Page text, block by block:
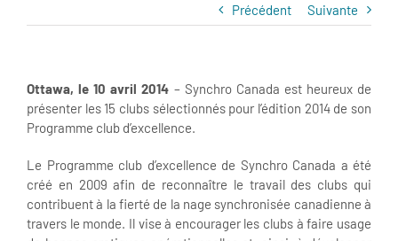
Précédent Suivante
Ottawa, le 10 avril 2014 – Synchro Canada est heureux de
présenter les 15 clubs sélectionnés pour l’édition 2014 de son
Programme club d’excellence.
Le Programme club d’excellence de Synchro Canada a été
créé en 2009 afin de reconnaître le travail des clubs qui
contribuent à la fierté de la nage synchronisée canadienne à
travers le monde. Il vise à encourager les clubs à faire usage